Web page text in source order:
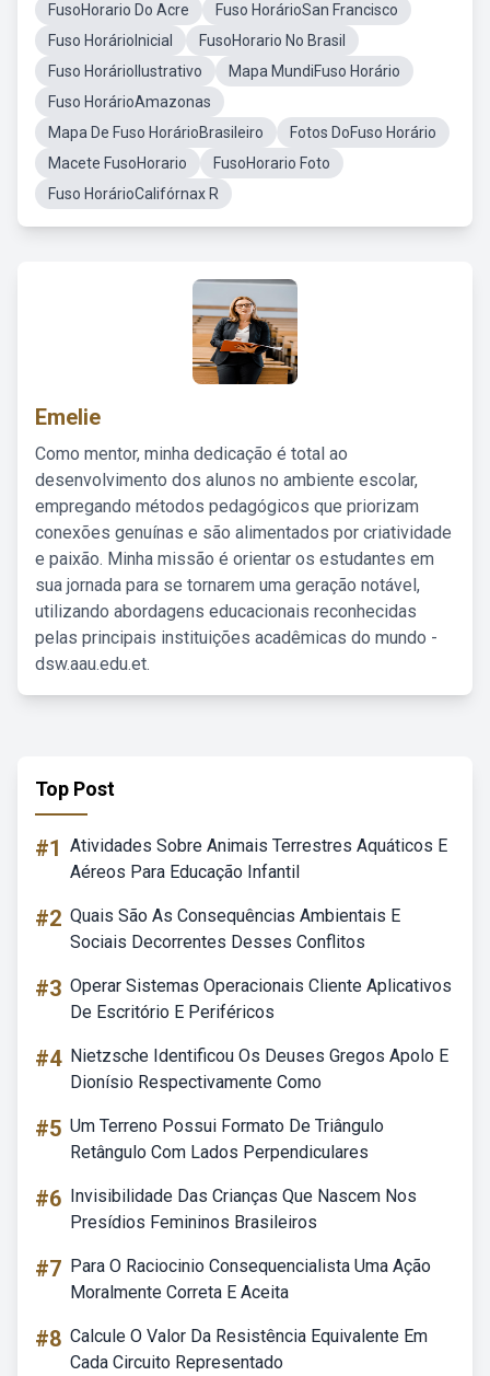
FusoHorario Do Acre
Fuso HorárioSan Francisco
Fuso HorárioInicial
FusoHorario No Brasil
Fuso HorárioIlustrativo
Mapa MundiFuso Horário
Fuso HorárioAmazonas
Mapa De Fuso HorárioBrasileiro
Fotos DoFuso Horário
Macete FusoHorario
FusoHorario Foto
Fuso HorárioCalifórnax R
Emelie
Como mentor, minha dedicação é total ao
desenvolvimento dos alunos no ambiente escolar,
empregando métodos pedagógicos que priorizam
conexões genuínas e são alimentados por criatividade
e paixão. Minha missão é orientar os estudantes em
sua jornada para se tornarem uma geração notável,
utilizando abordagens educacionais reconhecidas
pelas principais instituições acadêmicas do mundo -
dsw.aau.edu.et.
Top Post
#1 Atividades Sobre Animais Terrestres Aquáticos E
Aéreos Para Educação Infantil
#2 Quais São As Consequências Ambientais E
Sociais Decorrentes Desses Conflitos
#3 Operar Sistemas Operacionais Cliente Aplicativos
De Escritório E Periféricos
#4 Nietzsche Identificou Os Deuses Gregos Apolo E
Dionísio Respectivamente Como
#5 Um Terreno Possui Formato De Triângulo
Retângulo Com Lados Perpendiculares
#6 Invisibilidade Das Crianças Que Nascem Nos
Presídios Femininos Brasileiros
#7 Para O Raciocinio Consequencialista Uma Ação
Moralmente Correta E Aceita
#8 Calcule O Valor Da Resistência Equivalente Em
Cada Circuito Representado